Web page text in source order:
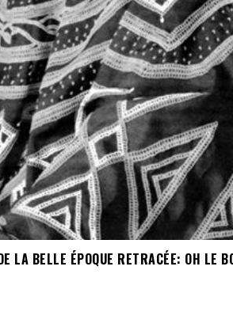
LA BELLE ÉPOQUE RETRACÉE: OH LE